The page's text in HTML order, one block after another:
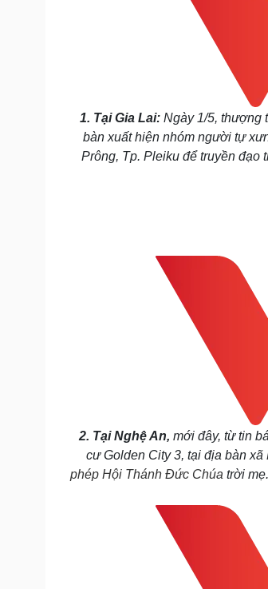
Ăn sạch sống khỏe
Tình
Cải chính
1. Tại Gia Lai:Ngày 1/5, thượng
bàn xuất hiện nhóm người tự
Prông, Tp. Pleiku để truyền đạo
2. Tại Nghệ An, mới đây, từ tin
cư Golden City 3, tại địa bàn
phép Hội Thánh Đức Chúa trời